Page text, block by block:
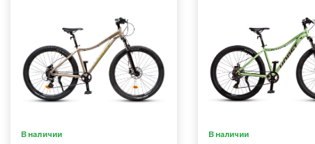
В наличии В наличии